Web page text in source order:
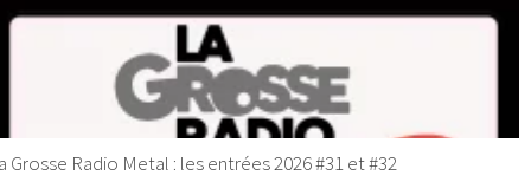
Grosse Radio Metal : les entrées 2026 #31 et #32